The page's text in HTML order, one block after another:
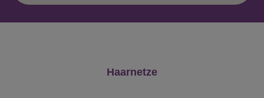
Produktgalerie überspringen
Haarnetze